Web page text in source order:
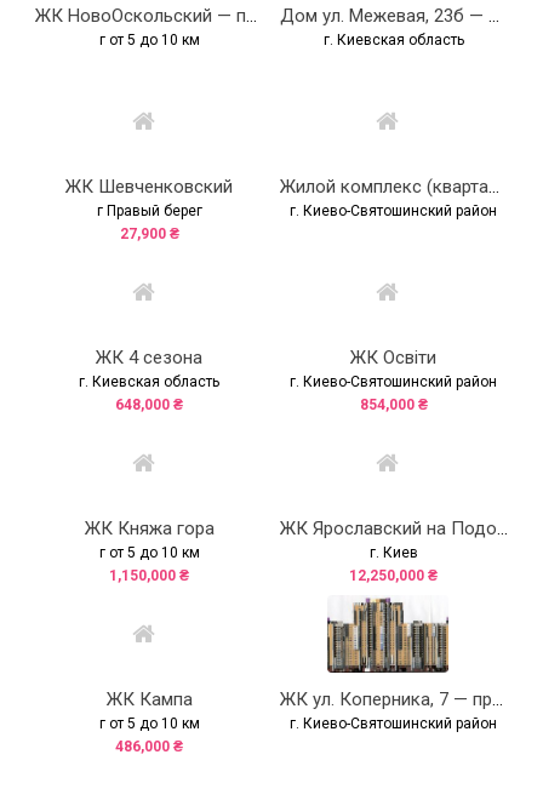
ЖК НовоОскольский — продано
г от 5 до 10 км
Дом ул. Межевая, 23б — продано
г. Киевская область
ЖК Шевченковский
г Правый берег
27,900 ₴
Жилой комплекс (квартал) ул. Дегтяревская, 28
г. Киево-Святошинский район
ЖК 4 сезона
г. Киевская область
648,000 ₴
ЖК Освіти
г. Киево-Святошинский район
854,000 ₴
ЖК Княжа гора
г от 5 до 10 км
1,150,000 ₴
ЖК Ярославский на Подоле
г. Киев
12,250,000 ₴
ЖК Кампа
г от 5 до 10 км
486,000 ₴
ЖК ул. Коперника, 7 — продано
г. Киево-Святошинский район